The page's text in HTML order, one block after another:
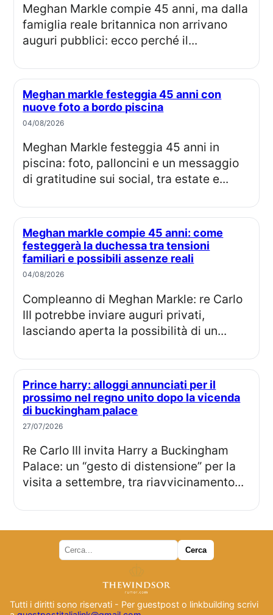
Meghan Markle compie 45 anni, ma dalla
famiglia reale britannica non arrivano
auguri pubblici: ecco perché il...
Meghan markle festeggia 45 anni con
nuove foto a bordo piscina
04/08/2026
Meghan Markle festeggia 45 anni in
piscina: foto, palloncini e un messaggio
di gratitudine sui social, tra estate e...
Meghan markle compie 45 anni: come
festeggerà la duchessa tra tensioni
familiari e possibili assenze reali
04/08/2026
Compleanno di Meghan Markle: re Carlo
III potrebbe inviare auguri privati,
lasciando aperta la possibilità di un...
Prince harry: alloggi annunciati per il
prossimo nel regno unito dopo la vicenda
di buckingham palace
27/07/2026
Re Carlo III invita Harry a Buckingham
Palace: un “gesto di distensione” per la
visita a settembre, tra riavvicinamento...
Tutti i diritti sono riservati - Per guestpost o linkbuilding scrivi